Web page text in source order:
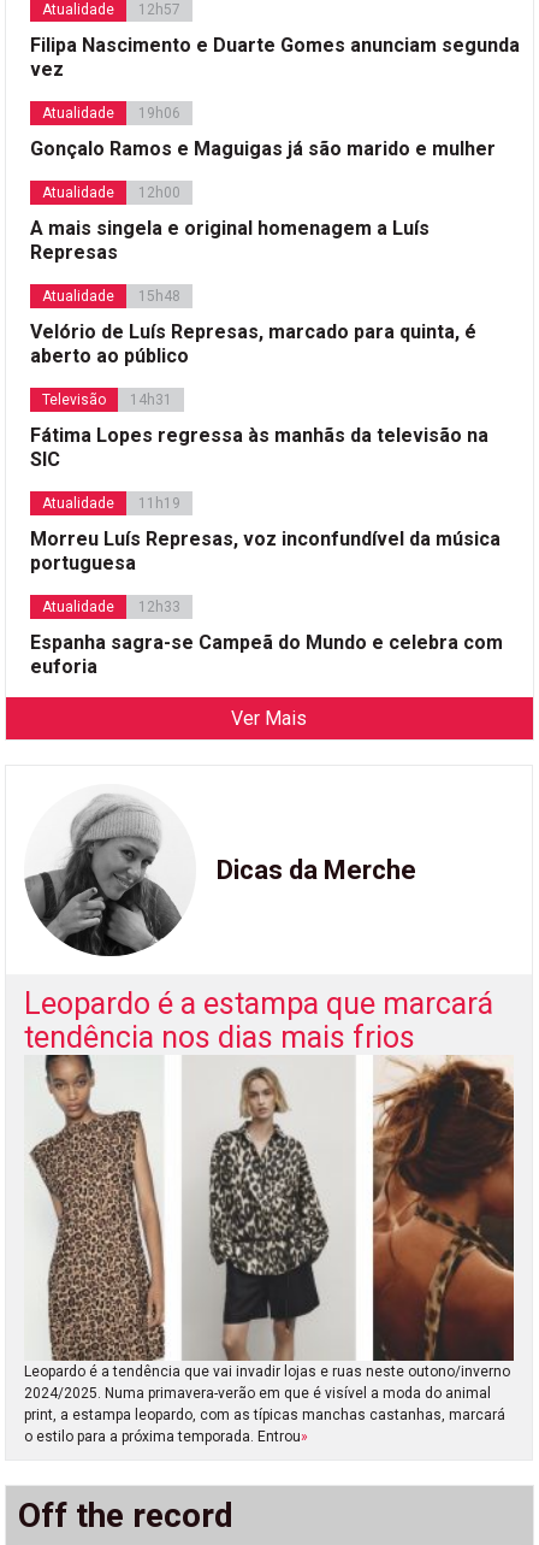
Atualidade 12h57
Filipa Nascimento e Duarte Gomes anunciam segunda
vez
Atualidade 19h06
Gonçalo Ramos e Maguigas já são marido e mulher
Atualidade 12h00
A mais singela e original homenagem a Luís
Represas
Atualidade 15h48
Velório de Luís Represas, marcado para quinta, é
aberto ao público
Televisão 14h31
Fátima Lopes regressa às manhãs da televisão na
SIC
Atualidade 11h19
Morreu Luís Represas, voz inconfundível da música
portuguesa
Atualidade 12h33
Espanha sagra-se Campeã do Mundo e celebra com
euforia
Ver Mais
Dicas da Merche
Leopardo é a estampa que marcará
tendência nos dias mais frios
Leopardo é a tendência que vai invadir lojas e ruas neste outono/inverno
2024/2025. Numa primavera-verão em que é visível a moda do animal
print, a estampa leopardo, com as típicas manchas castanhas, marcará
o estilo para a próxima temporada. Entrou»
Off the record